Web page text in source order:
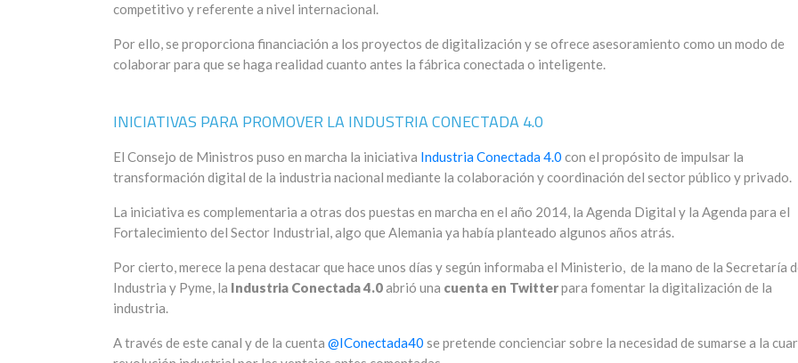
competitivo y referente a nivel internacional.
Por ello, se proporciona financiación a los proyectos de digitalización y se ofrece asesoramiento como un modo de
colaborar para que se haga realidad cuanto antes la fábrica conectada o inteligente.
INICIATIVAS PARA PROMOVER LA INDUSTRIA CONECTADA 4.0
El Consejo de Ministros puso en marcha la iniciativa Industria Conectada 4.0 con el propósito de impulsar la
transformación digital de la industria nacional mediante la colaboración y coordinación del sector público y privado.
La iniciativa es complementaria a otras dos puestas en marcha en el año 2014, la Agenda Digital y la Agenda para el
Fortalecimiento del Sector Industrial, algo que Alemania ya había planteado algunos años atrás.
Por cierto, merece la pena destacar que hace unos días y según informaba el Ministerio, de la mano de la Secretaría
Industria y Pyme, la Industria Conectada 4.0abrió una cuenta en Twitterpara fomentar la digitalización de la
industria.
A través de este canal y de la cuenta @IConectada40 se pretende concienciar sobre la necesidad de sumarse a la